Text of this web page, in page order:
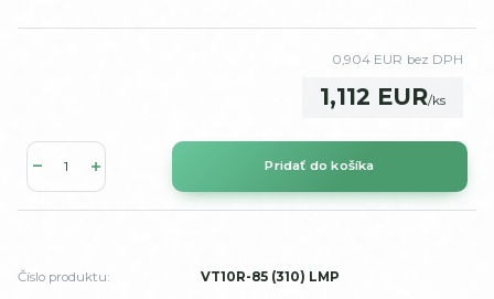
1,112 EUR/ks
0,904 EUR bez DPH
Pridať do košíka
Číslo produktu: VT10R-85 (310) LMP